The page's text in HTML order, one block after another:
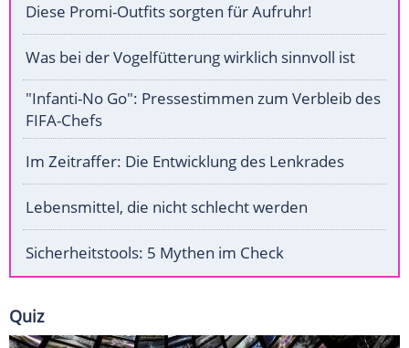
Diese Promi-Outfits sorgten für Aufruhr!
Was bei der Vogelfütterung wirklich sinnvoll ist
"Infanti-No Go": Pressestimmen zum Verbleib des
FIFA-Chefs
Im Zeitraffer: Die Entwicklung des Lenkrades
Lebensmittel, die nicht schlecht werden
Sicherheitstools: 5 Mythen im Check
Quiz